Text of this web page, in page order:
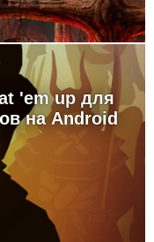
'em up для
на Android